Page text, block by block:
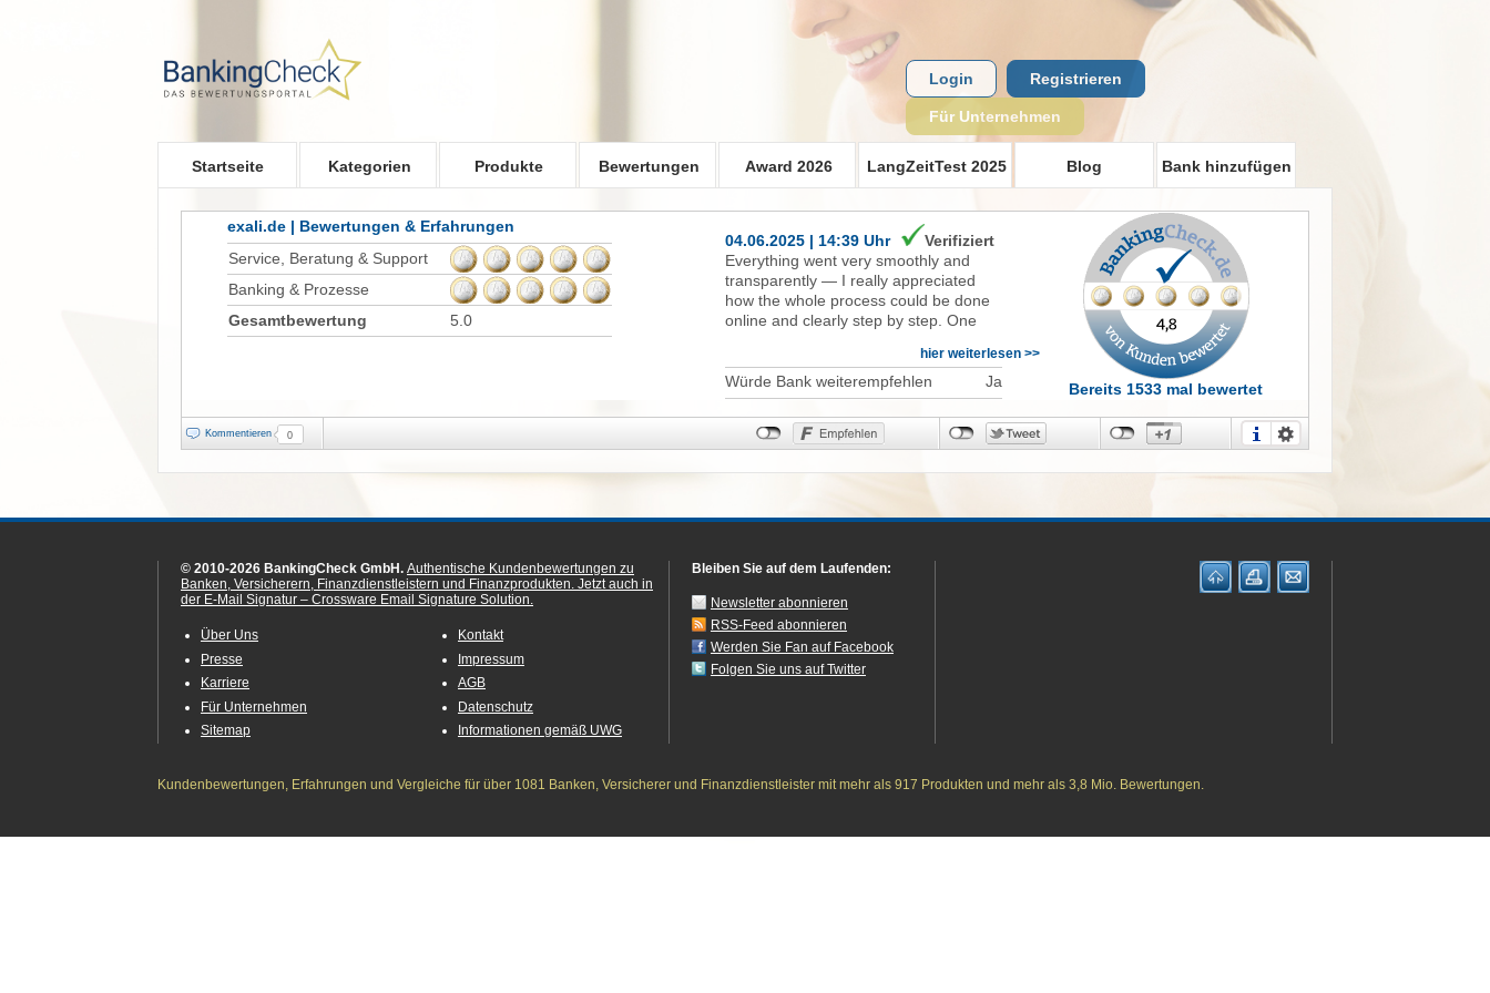
Startseite Kategorien Produkte Bewertungen Award 2026 LangZeitTest 2025 Blog Bank hinzufügen
Login Registrieren
Für Unternehmen
exali.de | Bewertungen & Erfahrungen
Service, Beratung & Support
Banking & Prozesse
Gesamtbewertung
5.0
04.06.2025 | 14:39 Uhr
Verifiziert
Everything went very smoothly and
transparently — I really appreciated
how the whole process could be done
online and clearly step by step. One
language setting. I live in Germany, but
my German is not yet professional, so I
preferred to follow the process in
English. However, when I changed the
language to English, the insurance
used Google Translate to complete
out fine. Thank you again for the clear
hier weiterlesen >>
Würde Bank weiterempfehlen Ja Bereits 1533 mal bewertet
Kommentieren 0
© 2010-2026 BankingCheck GmbH. Authentische Kundenbewertungen zu
Banken, Versicherern, Finanzdienstleistern und Finanzprodukten. Jetzt auch in
der E-Mail Signatur – Crossware Email Signature Solution.
Über Uns
Presse
Karriere
Für Unternehmen
Sitemap
Kontakt
Impressum
AGB
Datenschutz
Informationen gemäß UWG
Bleiben Sie auf dem Laufenden:
Newsletter abonnieren
RSS-Feed abonnieren
Werden Sie Fan auf Facebook
Folgen Sie uns auf Twitter
Kundenbewertungen, Erfahrungen und Vergleiche für über 1081 Banken, Versicherer und Finanzdienstleister mit mehr als 917 Produkten und mehr als 3,8 Mio. Bewertungen.